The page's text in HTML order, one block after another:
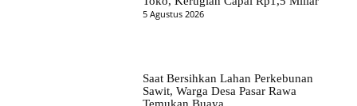
5 Agustus 2026
Saat Bersihkan Lahan Perkebunan
Sawit, Warga Desa Pasar Rawa
Temukan Buaya